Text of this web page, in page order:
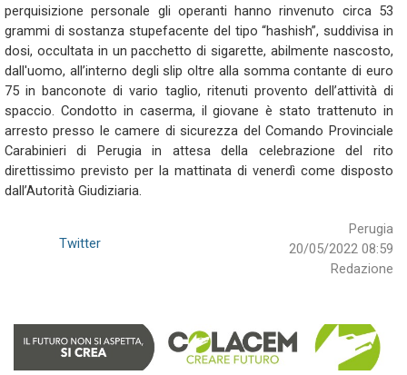
perquisizione personale gli operanti hanno rinvenuto circa 53
grammi di sostanza stupefacente del tipo “hashish”, suddivisa in
dosi, occultata in un pacchetto di sigarette, abilmente nascosto,
dall'uomo, all’interno degli slip oltre alla somma contante di euro
75 in banconote di vario taglio, ritenuti provento dell’attività di
spaccio. Condotto in caserma, il giovane è stato trattenuto in
arresto presso le camere di sicurezza del Comando Provinciale
Carabinieri di Perugia in attesa della celebrazione del rito
direttissimo previsto per la mattinata di venerdì come disposto
dall’Autorità Giudiziaria.
Perugia
20/05/2022 08:59
Redazione
Twitter